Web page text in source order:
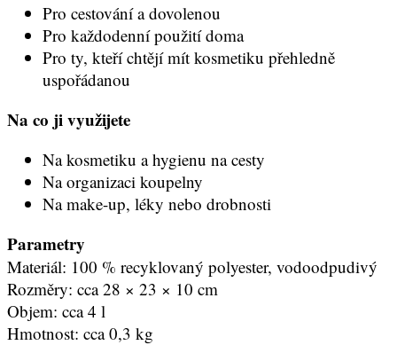
Pro cestování a dovolenou
Pro každodenní použití doma
Pro ty, kteří chtějí mít kosmetiku přehledně
uspořádanou
Na co ji využijete
Na kosmetiku a hygienu na cesty
Na organizaci koupelny
Na make-up, léky nebo drobnosti
Parametry
Materiál: 100 % recyklovaný polyester, vodoodpudivý
Rozměry: cca 28 × 23 × 10 cm
Objem: cca 4 l
Hmotnost: cca 0,3 kg